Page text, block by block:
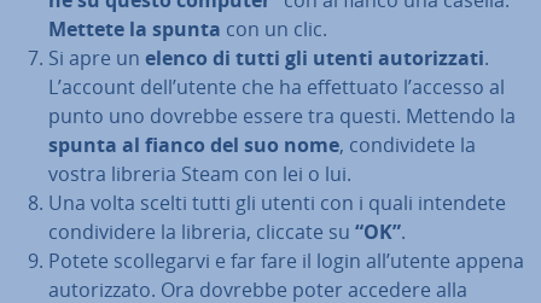
Mettete la spunta con un clic.
Si apre un elenco di tutti gli utenti au­to­riz­za­ti.
L’account dell’utente che ha ef­fet­tua­to l’accesso al
punto uno dovrebbe essere tra questi. Mettendo la
spunta al fianco del suo nome, con­di­vi­de­te la
vostra libreria Steam con lei o lui.
Una volta scelti tutti gli utenti con i quali intendete
con­di­vi­de­re la libreria, cliccate su “OK”.
Potete scol­le­gar­vi e far fare il login all’utente appena
au­to­riz­za­to. Ora dovrebbe poter accedere alla